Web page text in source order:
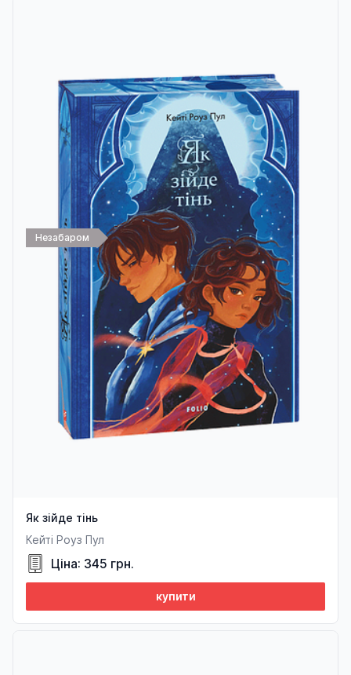
Незабаром
Як зійде тінь
Кейті Роуз Пул
Ціна: 345 грн.
купити